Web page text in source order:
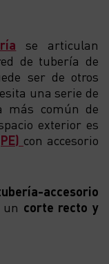
se articulan
de tubería de
ser de otros
una serie de
más común de
exterior es
con accesorio
accesorio
corte recto y